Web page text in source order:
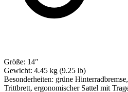
Größe: 14″
Gewicht: 4.45 kg (9.25 lb)
Besonderheiten: grüne
Trittbrett, ergonomischer Sattel mit